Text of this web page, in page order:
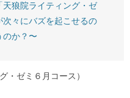
天狼院ライティング・ゼ
次々にバズを起こせるの
のか？〜
・ゼミ６月コース）